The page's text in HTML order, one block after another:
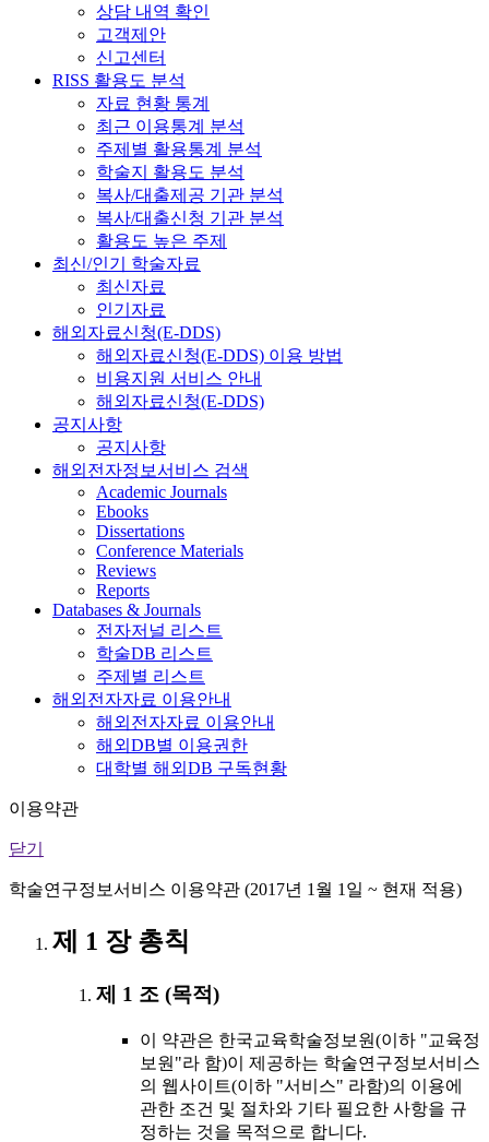
상담 내역 확인
고객제안
신고센터
RISS 활용도 분석
자료 현황 통계
최근 이용통계 분석
주제별 활용통계 분석
학술지 활용도 분석
복사/대출제공 기관 분석
복사/대출신청 기관 분석
활용도 높은 주제
최신/인기 학술자료
최신자료
인기자료
해외자료신청(E-DDS)
해외자료신청(E-DDS) 이용 방법
비용지원 서비스 안내
해외자료신청(E-DDS)
공지사항
공지사항
해외전자정보서비스 검색
Academic Journals
Ebooks
Dissertations
Conference Materials
Reviews
Reports
Databases & Journals
전자저널 리스트
학술DB 리스트
주제별 리스트
해외전자자료 이용안내
해외전자자료 이용안내
해외DB별 이용권한
대학별 해외DB 구독현황
이용약관
닫기
학술연구정보서비스 이용약관 (2017년 1월 1일 ~ 현재 적용)
제 1 장 총칙
제 1 조 (목적)
이 약관은 한국교육학술정보원(이하 "교육정
보원"라 함)이 제공하는 학술연구정보서비스
의 웹사이트(이하 "서비스" 라함)의 이용에
관한 조건 및 절차와 기타 필요한 사항을 규
정하는 것을 목적으로 합니다.